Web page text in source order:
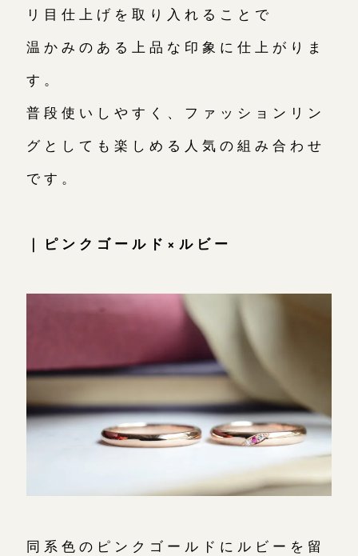
リ目仕上げを取り入れることで
温かみのある上品な印象に仕上がりま
す。
普段使いしやすく、ファッションリン
グとしても楽しめる人気の組み合わせ
です。
｜ピンクゴールド×ルビー
同系色のピンクゴールドにルビーを留